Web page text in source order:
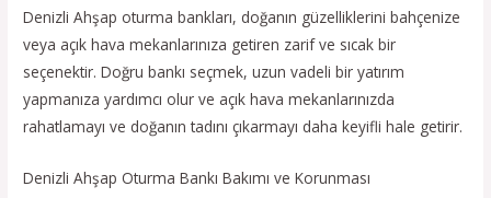
Denizli Ahşap oturma bankları, doğanın güzelliklerini bahçenize
veya açık hava mekanlarınıza getiren zarif ve sıcak bir
seçenektir. Doğru bankı seçmek, uzun vadeli bir yatırım
yapmanıza yardımcı olur ve açık hava mekanlarınızda
rahatlamayı ve doğanın tadını çıkarmayı daha keyifli hale getirir.
Denizli Ahşap Oturma Bankı Bakımı ve Korunması